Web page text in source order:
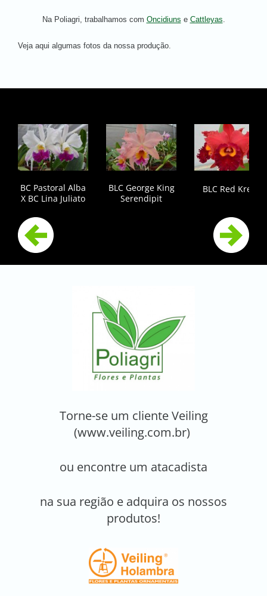
Na Poliagri, trabalhamos com Oncidiuns e Cattleyas.
Veja aqui algumas fotos da nossa produção.
BC Pastoral Alba
X BC Lina Juliato
BLC George King
Serendipit
BLC Red Kreb
Torne-se um cliente Veiling
(www.veiling.com.br)
ou encontre um atacadista
na sua região e adquira os nossos
produtos!